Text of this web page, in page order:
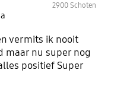
2900 Schoten
vermits ik nooit
maar nu super nog
positief Super